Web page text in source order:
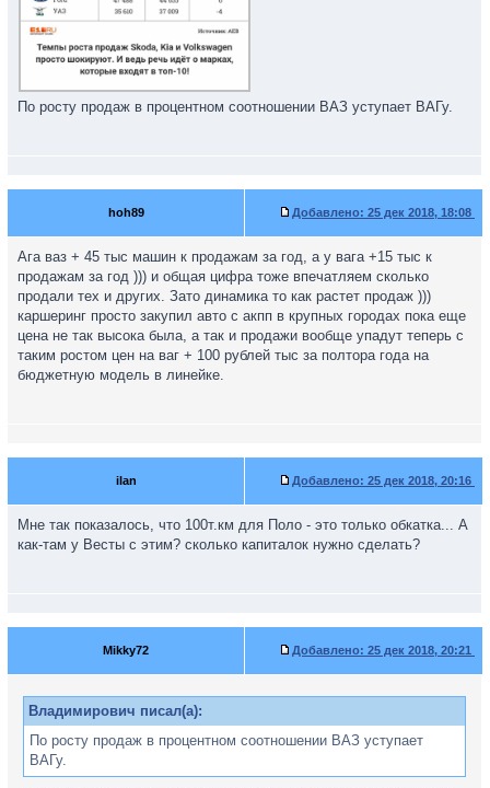
По росту продаж в процентном соотношении ВАЗ уступает ВАГу.
hoh89 Добавлено: 25 дек 2018, 18:08
Ага ваз + 45 тыс машин к продажам за год, а у вага +15 тыс к
продажам за год ))) и общая цифра тоже впечатляем сколько
продали тех и других. Зато динамика то как растет продаж )))
каршеринг просто закупил авто с акпп в крупных городах пока еще
цена не так высока была, а так и продажи вообще упадут теперь с
таким ростом цен на ваг + 100 рублей тыс за полтора года на
бюджетную модель в линейке.
ilan Добавлено: 25 дек 2018, 20:16
Мне так показалось, что 100т.км для Поло - это только обкатка... А
как-там у Весты с этим? сколько капиталок нужно сделать?
Mikky72 Добавлено: 25 дек 2018, 20:21
Владимирович писал(а):
По росту продаж в процентном соотношении ВАЗ уступает
ВАГу.